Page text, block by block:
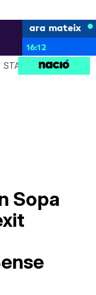
ara mateix
16:12
STAR SYSTEM
Sopa